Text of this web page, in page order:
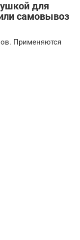
для
самовывоз
Применяются